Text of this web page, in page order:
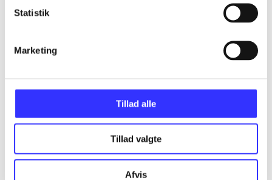
Statistik
Marketing
Tillad alle
Tillad valgte
Afvis
...
...